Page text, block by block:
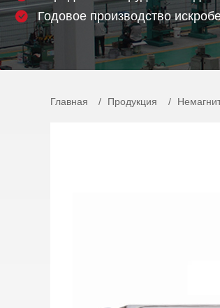
Годовое производство
Главная Продукция